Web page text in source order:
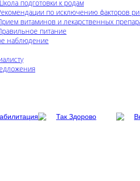
подготовки к родам
по исключению факторов
витаминов и лекарственных
питание
наблюдение